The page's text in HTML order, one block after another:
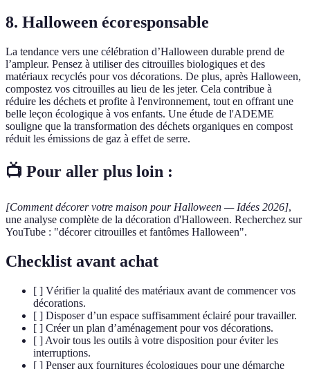
8. Halloween écoresponsable
La tendance vers une célébration d’Halloween durable prend de
l’ampleur. Pensez à utiliser des citrouilles biologiques et des
matériaux recyclés pour vos décorations. De plus, après Halloween,
compostez vos citrouilles au lieu de les jeter. Cela contribue à
réduire les déchets et profite à l'environnement, tout en offrant une
belle leçon écologique à vos enfants. Une étude de l'ADEME
souligne que la transformation des déchets organiques en compost
réduit les émissions de gaz à effet de serre.
📺 Pour aller plus loin :
[Comment décorer votre maison pour Halloween — Idées 2026],
une analyse complète de la décoration d'Halloween. Recherchez sur
YouTube : "décorer citrouilles et fantômes Halloween".
Checklist avant achat
[ ] Vérifier la qualité des matériaux avant de commencer vos
décorations.
[ ] Disposer d’un espace suffisamment éclairé pour travailler.
[ ] Créer un plan d’aménagement pour vos décorations.
[ ] Avoir tous les outils à votre disposition pour éviter les
interruptions.
[ ] Penser aux fournitures écologiques pour une démarche